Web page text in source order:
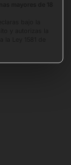
mayores de 18
bajo la
Ley 1581 de